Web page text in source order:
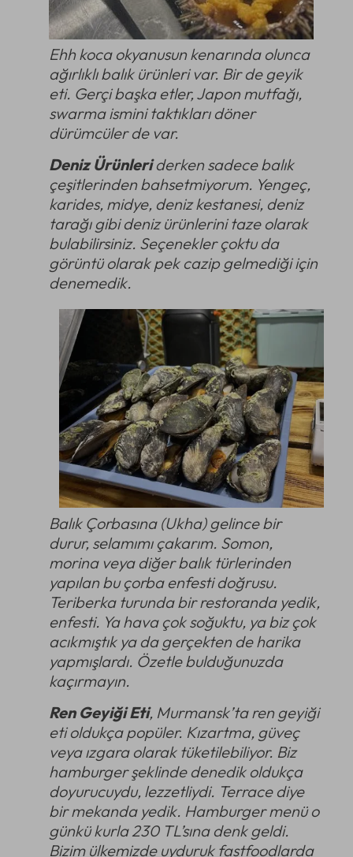
Ehh koca okyanusun kenarında olunca
ağırlıklı balık ürünleri var. Bir de geyik
eti. Gerçi başka etler, Japon mutfağı,
swarma ismini taktıkları döner
dürümcüler de var.
Deniz Ürünleriderken sadece balık
çeşitlerinden bahsetmiyorum. Yengeç,
karides, midye, deniz kestanesi, deniz
tarağı gibi deniz ürünlerini taze olarak
bulabilirsiniz. Seçenekler çoktu da
görüntü olarak pek cazip gelmediği için
denemedik.
Balık Çorbasına (Ukha) gelince bir
durur, selamımı çakarım. Somon,
morina veya diğer balık türlerinden
yapılan bu çorba enfesti doğrusu.
Teriberka turunda bir restoranda yedik,
enfesti. Ya hava çok soğuktu, ya biz çok
acıkmıştık ya da gerçekten de harika
yapmışlardı. Özetle bulduğunuzda
kaçırmayın.
Ren Geyiği Eti, Murmansk’ta ren geyiği
eti oldukça popüler. Kızartma, güveç
veya ızgara olarak tüketilebiliyor. Biz
hamburger şeklinde denedik oldukça
doyurucuydu, lezzetliydi. Terrace diye
bir mekanda yedik. Hamburger menü o
günkü kurla 230 TL’sına denk geldi.
Bizim ülkemizde uyduruk fastfoodlarda